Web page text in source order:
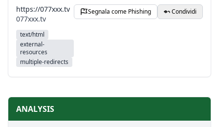
https://077xxx.tv
077xxx.tv
text/html
external-
resources
multiple-redirects
Segnala come Phishing Condividi
ANALYSIS